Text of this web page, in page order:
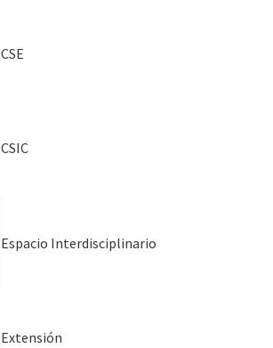
CSE
CSIC
Espacio Interdisciplinario
Extensión